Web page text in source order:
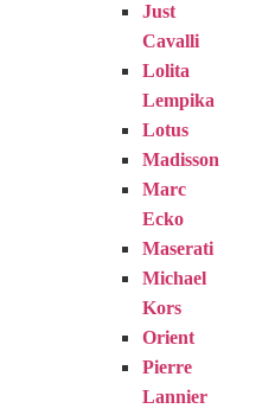
Just
Cavalli
Lolita
Lempika
Lotus
Madisson
Marc
Ecko
Maserati
Michael
Kors
Orient
Pierre
Lannier